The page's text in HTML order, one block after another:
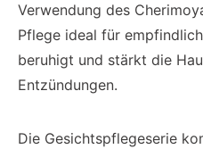
Verwendung des
Pflege ideal für
beruhigt und stärkt die
Entzündungen.
Die Gesichtspflegeserie